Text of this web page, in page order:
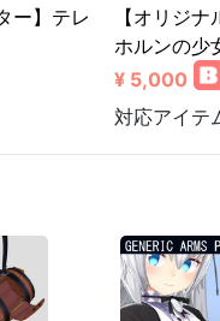
ー】テレ
【オリジ
ホルンの
¥ 5,000
対応アイテ